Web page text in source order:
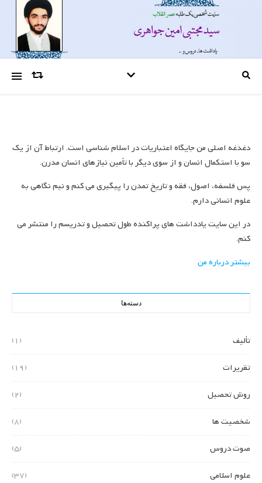
دغدغه اصلی من جایگاه اعتباریات در اسلام شناسی است. ارتباط آن از یک
سو با استکمال انسان و از سوی دیگر با تأمین نیازهای انسان مدرن.
پس فلسفه، اصول، فقه و تاریخ تمدن را پیگیری می کنم و نیم نگاهی به
علوم انسانی دارم.
در این سایت یادداشت های پراکنده طول تحصیل و تدریسم را منتشر می
کنم.
بیشتر درباره من
دسته‌ها
تألیف
(1)
تقریرات
(19)
روش تحصیل
(2)
شخصیت ها
(8)
صوت دروس
(5)
علوم اسلامی
(37)